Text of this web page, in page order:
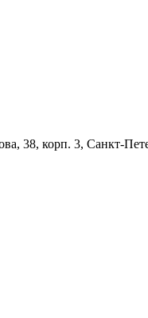
38, корп. 3, Санкт-